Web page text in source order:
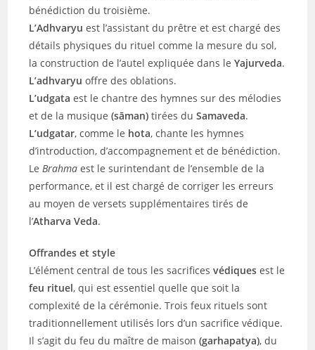
bénédiction du troisième.
L’Adhvaryu est l’assistant du prêtre et est chargé des
détails physiques du rituel comme la mesure du sol,
la construction de l’autel expliquée dans leYajurveda.
L’adhvaryu offre des oblations.
L’udgata est le chantre des hymnes sur des mélodies
et de la musique(sāman) tirées du Samaveda.
L’udgatar, comme le hota, chante les hymnes
d’introduction, d’accompagnement et de bénédiction.
Le Brahma est le surintendant de l’ensemble de la
performance, et il est chargé de corriger les erreurs
au moyen de versets supplémentaires tirés de
l’Atharva Veda.
Offrandes et style
L’élément central de tous les sacrificesvédiques est le
feu rituel, qui est essentiel quelle que soit la
complexité de la cérémonie. Trois feux rituels sont
traditionnellement utilisés lors d’un sacrifice védique.
Il s’agit du feu du maître de maison(garhapatya), du